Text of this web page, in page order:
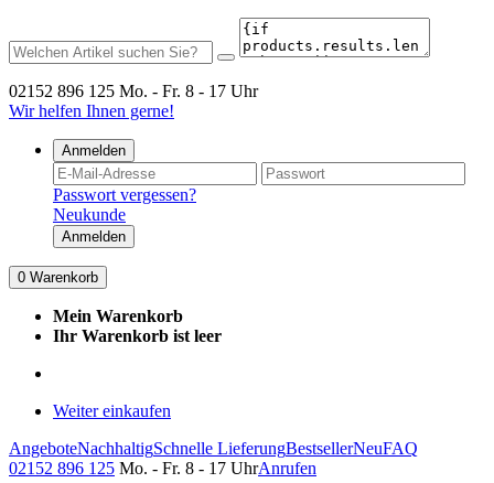
02152 896 125 Mo. - Fr. 8 - 17 Uhr
Wir helfen Ihnen gerne!
Anmelden
Passwort vergessen?
Neukunde
Anmelden
0 Warenkorb
Mein Warenkorb
Ihr Warenkorb ist leer
Weiter einkaufen
AngeboteNachhaltigSchnelle LieferungBestsellerNeuFAQ
02152 896 125 Mo. - Fr. 8 - 17 UhrAnrufen